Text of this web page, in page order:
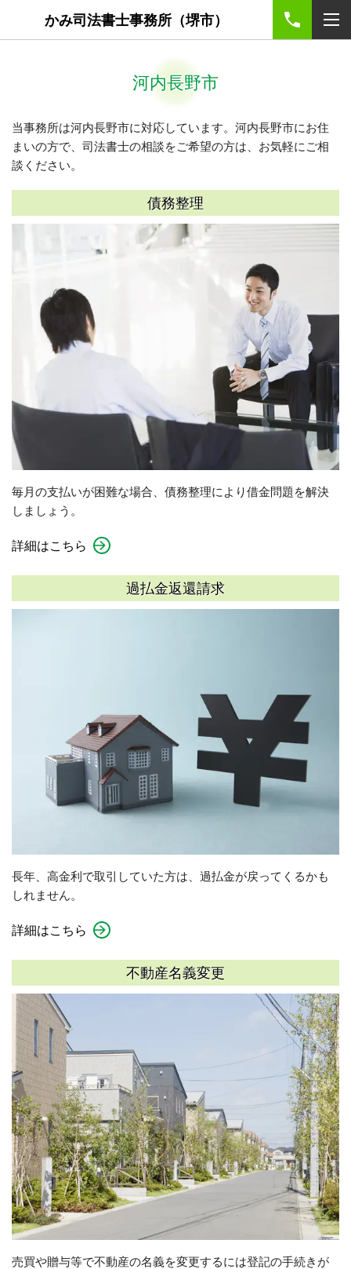
かみ司法書士事務所（堺市）
河内長野市
当事務所は河内長野市に対応しています。河内長野市にお住
まいの方で、司法書士の相談をご希望の方は、お気軽にご相
談ください。
債務整理
毎月の支払いが困難な場合、債務整理により借金問題を解決
しましょう。
詳細はこちら
過払金返還請求
長年、高金利で取引していた方は、過払金が戻ってくるかも
しれません。
詳細はこちら
不動産名義変更
売買や贈与等で不動産の名義を変更するには登記の手続きが